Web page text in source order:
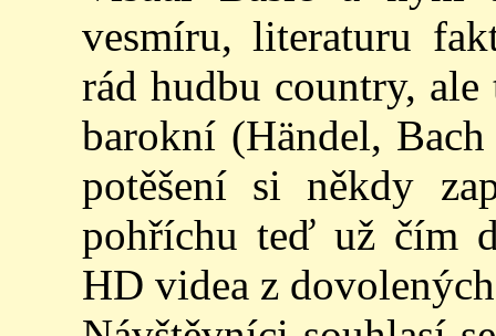
vesmíru, literaturu
rád hudbu country,
barokní (Händel,
potěšení si někdy
pohříchu teď už čím
HD videa z